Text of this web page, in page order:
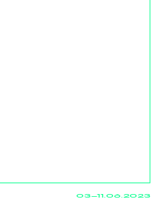
03—11.06.2023